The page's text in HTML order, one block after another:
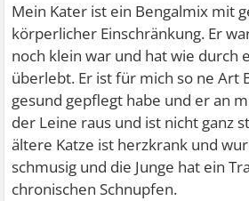
Mein Kater ist ein Bengalmix mit
körperlicher Einschränkung. Er
noch klein war und hat wie durch
überlebt. Er ist für mich so ne Art
gesund gepflegt habe und er an
der Leine raus und ist nicht ganz
ältere Katze ist herzkrank und
schmusig und die Junge hat ein
chronischen Schnupfen.